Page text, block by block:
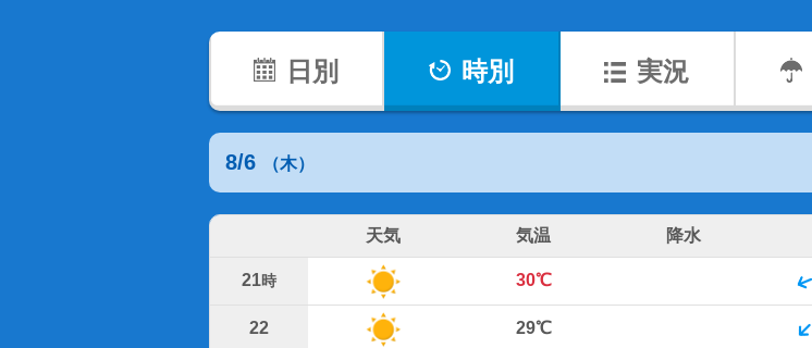
日別 時別 実況
8/6 （木）
天気 気温 降水
21時 30℃
22 29℃